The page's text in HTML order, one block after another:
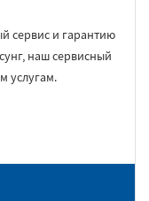
сервис и гарантию
наш сервисный
услугам.